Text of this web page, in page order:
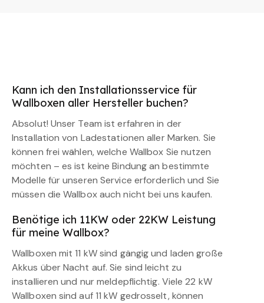
Kann ich den Installationsservice für
Wallboxen aller Hersteller buchen?
Absolut! Unser Team ist erfahren in der
Installation von Ladestationen aller Marken. Sie
können frei wählen, welche Wallbox Sie nutzen
möchten – es ist keine Bindung an bestimmte
Modelle für unseren Service erforderlich und Sie
müssen die Wallbox auch nicht bei uns kaufen.
Benötige ich 11KW oder 22KW Leistung
für meine Wallbox?
Wallboxen mit 11 kW sind gängig und laden große
Akkus über Nacht auf. Sie sind leicht zu
installieren und nur meldepflichtig. Viele 22 kW
Wallboxen sind auf 11 kW gedrosselt, können